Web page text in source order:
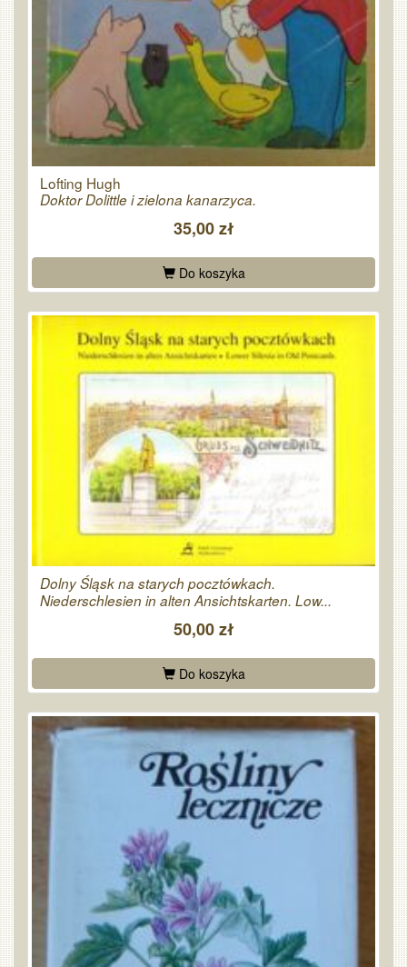
Lofting Hugh
Doktor Dolittle i zielona kanarzyca.
35,00 zł
Do koszyka
Dolny Śląsk na starych pocztówkach.
Niederschlesien in alten Ansichtskarten. Low...
50,00 zł
Do koszyka